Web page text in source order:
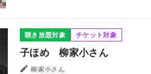
聴き放題対象 チケット対象
子ほめ 柳家小さん
柳家小さん